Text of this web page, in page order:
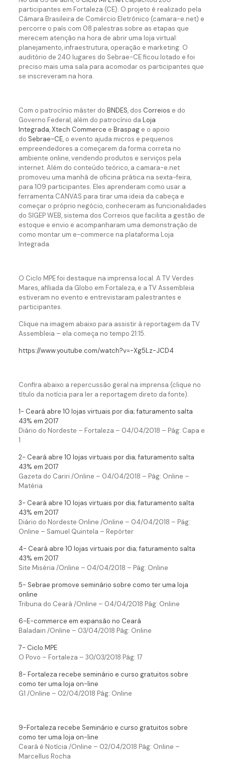
participantes em Fortaleza (CE). O projeto é realizado pela
Câmara Brasileira de Comércio Eletrônico (camara-e.net) e
percorre o país com 08 palestras sobre as etapas que
merecem atenção na hora de abrir uma loja virtual:
planejamento, infraestrutura, operação e marketing. O
auditório de 240 lugares do Sebrae-CE ficou lotado e foi
preciso mais uma sala para acomodar os participantes que
se inscreveram na hora.
Com o patrocínio máster do BNDES, dos Correios e do
Governo Federal, além do patrocínio da Loja
Integrada,Xtech Commerce e Braspage o apoio
do Sebrae-CE, o evento ajuda micros e pequenos
empreendedores a começarem da forma correta no
ambiente online, vendendo produtos e serviços pela
internet. Além do conteúdo teórico, a camara-e.net
promoveu uma manhã de oficina prática na sexta-feira,
para 109 participantes. Eles aprenderam como usar a
ferramenta CANVAS para tirar uma ideia da cabeça e
começar o próprio negócio, conheceram as funcionalidades
do SIGEP WEB, sistema dos Correios que facilita a gestão de
estoque e envio e acompanharam uma demonstração de
como montar um e-commerce na plataforma Loja
Integrada.
O Ciclo MPE foi destaque na imprensa local. A TV Verdes
Mares, afiliada da Globo em Fortaleza, e a TV Assembleia
estiveram no evento e entrevistaram palestrantes e
participantes.
Clique na imagem abaixo para assistir à reportagem da TV
Assembleia – ela começa no tempo 21:15.
https://www.youtube.com/watch?v=-Xg5Lz-JCD4
Confira abaixo a repercussão geral na imprensa (clique no
título da notícia para ler a reportagem direto da fonte).
1- Ceará abre 10 lojas virtuais por dia; faturamento salta
43% em 2017
Diário do Nordeste – Fortaleza – 04/04/2018 – Pág: Capa e
1
2- Ceará abre 10 lojas virtuais por dia; faturamento salta
43% em 2017
Gazeta do Cariri /Online – 04/04/2018 – Pág: Online –
Matéria
3- Ceará abre 10 lojas virtuais por dia; faturamento salta
43% em 2017
Diário do Nordeste Online /Online – 04/04/2018 – Pág:
Online – Samuel Quintela – Repórter
4- Ceará abre 10 lojas virtuais por dia; faturamento salta
43% em 2017
Site Miséria /Online – 04/04/2018 – Pág: Online
5- Sebrae promove seminário sobre como ter uma loja
online
Tribuna do Ceará /Online – 04/04/2018 Pág: Online
6-E-commerce em expansão no Ceará
Baladain /Online – 03/04/2018 Pág: Online
7- Ciclo MPE
O Povo – Fortaleza – 30/03/2018 Pág: 17
8- Fortaleza recebe seminário e curso gratuitos sobre
como ter uma loja on-line
G1 /Online – 02/04/2018 Pág: Online
9-Fortaleza recebe Seminário e curso gratuitos sobre
como ter uma loja on-line
Ceará é Notícia /Online – 02/04/2018 Pág: Online –
Marcellus Rocha